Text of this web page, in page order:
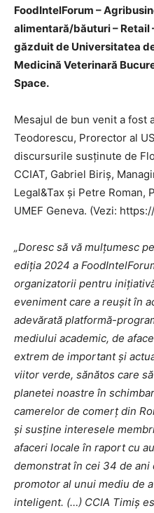
FoodIntelForum –
alimentară/băuturi – Retail
găzduit de Universitatea
Medicină Veterinară
Space.
Mesajul de bun venit a fost
Teodorescu, Prorector al
discursurile susținute de
CCIAT, Gabriel Biriș,
Legal&Tax și Petre Roman,
UMEF Geneva. (Vezi:
„Doresc să vă mulțumesc
ediția 2024 a
organizatorii pentru
eveniment care a reușit în
adevărată platformă-
mediului academic, de
extrem de important și
viitor verde, sănătos care
planetei noastre în
camerelor de comerț din
şi susţine interesele
afaceri locale în raport cu
demonstrat în cei 34 de ani
promotor al unui mediu de
inteligent. (…) CCIA Timiș